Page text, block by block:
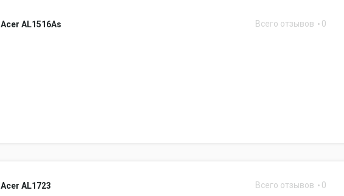
Acer AL1516As Всего отзывов 0
Acer AL1723 Всего отзывов 0